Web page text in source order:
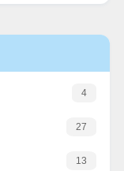
4
27
13